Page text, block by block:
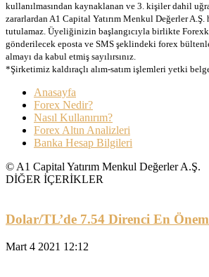
kullanılmasından kaynaklanan ve 3. kişiler dahil
zararlardan A1 Capital Yatırım Menkul Değerler
tutulamaz. Üyeliğinizin başlangıcıyla birlikte
gönderilecek eposta ve SMS şeklindeki forex
almayı da kabul etmiş sayılırsınız.
*Şirketimiz kaldıraçlı alım-satım işlemleri yetki
Anasayfa
Forex Nedir?
Nasıl Kullanırım?
Forex Altın Analizleri
Banka Hesap Bilgileri
© A1 Capital Yatırım Menkul Değerler A.Ş.
DİĞER İÇERİKLER
Dolar/TL’de 7.54 Direnci En
Mart 4 2021 12:12